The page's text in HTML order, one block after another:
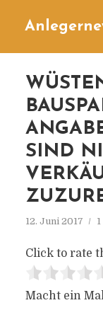
SIND
12. Juni 2017
Click to rate
Macht ein